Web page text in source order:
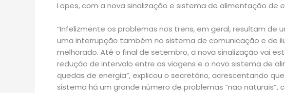
Lopes, com a nova sinalização e sistema de alimentação de
“Infelizmente os problemas nos trens, em geral, resultam de
uma interrupção também no sistema de comunicação e de
melhorado. Até o final de setembro, a nova sinalização vai
redução de intervalo entre as viagens e o novo sistema de
quedas de energia”, explicou o secretário, acrescentando
sistema há um grande número de problemas “não